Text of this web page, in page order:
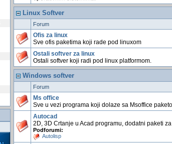
Linux Softver
Forum
Ofis za linux
Sve ofis paketima koji rade pod linuxom
Ostali softver za linux
Ostali softver koji radi pod linux platformom.
Windows softver
Forum
Ms office
Sve u vezi programa koji dolaze sa Msoffice
Autocad
2D, 3D Crtanje u Acad programu, dodatni paketi
Podforumi:
Autolisp